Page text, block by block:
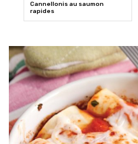
Cannellonis au saumon
rapides